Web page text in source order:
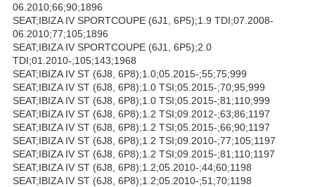
06.2010;66;90;1896
SEAT;IBIZA IV SPORTCOUPE (6J1, 6P5);1.9 TDI;07.2008-
06.2010;77;105;1896
SEAT;IBIZA IV SPORTCOUPE (6J1, 6P5);2.0
TDI;01.2010-;105;143;1968
SEAT;IBIZA IV ST (6J8, 6P8);1.0;05.2015-;55;75;999
SEAT;IBIZA IV ST (6J8, 6P8);1.0 TSI;05.2015-;70;95;999
SEAT;IBIZA IV ST (6J8, 6P8);1.0 TSI;05.2015-;81;110;999
SEAT;IBIZA IV ST (6J8, 6P8);1.2 TSI;09.2012-;63;86;1197
SEAT;IBIZA IV ST (6J8, 6P8);1.2 TSI;05.2015-;66;90;1197
SEAT;IBIZA IV ST (6J8, 6P8);1.2 TSI;09.2010-;77;105;1197
SEAT;IBIZA IV ST (6J8, 6P8);1.2 TSI;09.2015-;81;110;1197
SEAT;IBIZA IV ST (6J8, 6P8);1.2;05.2010-;44;60;1198
SEAT;IBIZA IV ST (6J8, 6P8);1.2;05.2010-;51;70;1198